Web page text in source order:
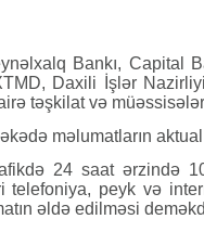
Bankı, Capital
Daxili İşlər
təşkilat və
məlumatların
24 saat ərzində
telefoniya, peyk və
əldə edilməsi